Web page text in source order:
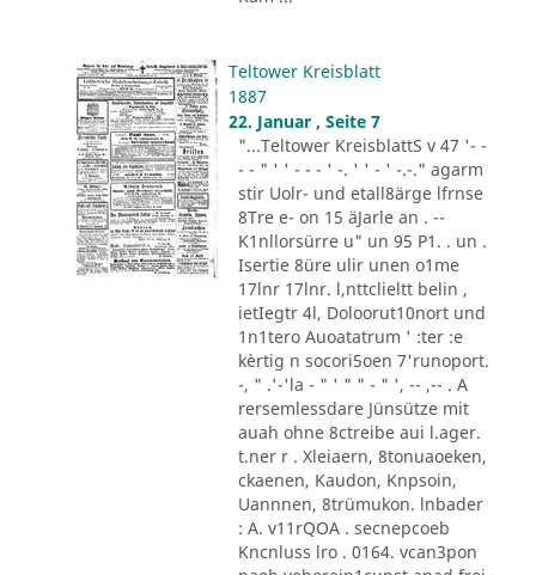
Teltower Kreisblatt
1887
22. Januar , Seite 7
"...Teltower KreisblattS v 47 '- -
- - " ' ' - - - ' -. ' ' - ' -.-." agarm
stir Uolr- und etall8ärge lfrnse
8Tre e- on 15 äJarle an . --
K1nllorsürre u" un 95 P1. . un .
Isertie 8üre ulir unen o1me
17lnr 17lnr. l,nttclieltt belin ,
ietIegtr 4l, Doloorut10nort und
1n1tero Auoatatrum ' :ter :e
kèrtig n socori5oen 7'runoport.
-, " .'-'la - " ' " " - " ', -- ,-- . A
rersemlessdare Jünsütze mit
auah ohne 8ctreibe aui l.ager.
t.ner r . Xleiaern, 8tonuaoeken,
ckaenen, Kaudon, Knpsoin,
Uannnen, 8trümukon. lnbader
: A. v11rQOA . secnepcoeb
Kncnluss lro . 0164. vcan3pon